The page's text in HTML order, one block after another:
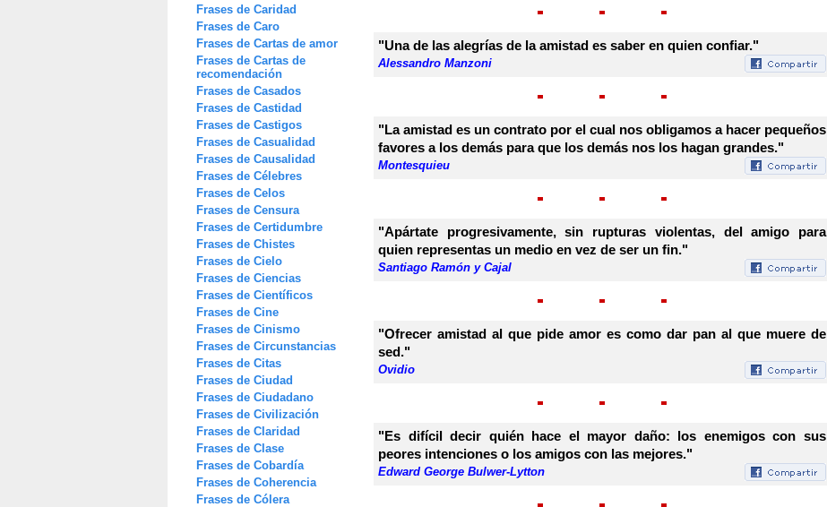
Frases de Caridad
Frases de Caro
Frases de Cartas de amor
Frases de Cartas de
recomendación
Frases de Casados
Frases de Castidad
Frases de Castigos
Frases de Casualidad
Frases de Causalidad
Frases de Célebres
Frases de Celos
Frases de Censura
Frases de Certidumbre
Frases de Chistes
Frases de Cielo
Frases de Ciencias
Frases de Científicos
Frases de Cine
Frases de Cinismo
Frases de Circunstancias
Frases de Citas
Frases de Ciudad
Frases de Ciudadano
Frases de Civilización
Frases de Claridad
Frases de Clase
Frases de Cobardía
Frases de Coherencia
Frases de Cólera
"Una de las alegrías de la amistad es saber en quien confiar."
Alessandro Manzoni
"La amistad es un contrato por el cual nos obligamos a hacer pequeños
favores a los demás para que los demás nos los hagan grandes."
Montesquieu
"Apártate progresivamente, sin rupturas violentas, del amigo para
quien representas un medio en vez de ser un fin."
Santiago Ramón y Cajal
"Ofrecer amistad al que pide amor es como dar pan al que muere de
sed."
Ovidio
"Es difícil decir quién hace el mayor daño: los enemigos con sus
peores intenciones o los amigos con las mejores."
Edward George Bulwer-Lytton